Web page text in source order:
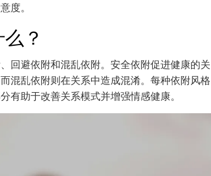
度。
？
回避依附和混乱依附。安全依附促进健康的关
混乱依附则在关系中造成混淆。每种依附风格
有助于改善关系模式并增强情感健康。